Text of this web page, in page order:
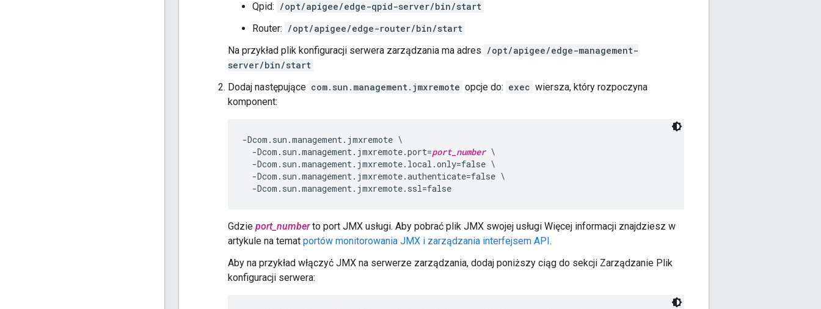
Qpid: /opt/apigee/edge-qpid-server/bin/start
Router: /opt/apigee/edge-router/bin/start
Na przykład plik konfiguracji serwera zarządzania ma adres /opt/apigee/edge-management-
server/bin/start
Dodaj następujące com.sun.management.jmxremote opcje do: exec wiersza, który rozpoczyna
komponent:
-Dcom.sun.management.jmxremote \
  -Dcom.sun.management.jmxremote.port=
port_number \
  -Dcom.sun.management.jmxremote.local.only=false \
  -Dcom.sun.management.jmxremote.authenticate=false \
  -Dcom.sun.management.jmxremote.ssl=false
Gdzie port_numberto port JMX usługi. Aby pobrać plik JMX swojej usługi Więcej informacji znajdziesz w
artykule na temat portów monitorowania JMX i zarządzania interfejsem API.
Aby na przykład włączyć JMX na serwerze zarządzania, dodaj poniższy ciąg do sekcji Zarządzanie Plik
konfiguracji serwera: